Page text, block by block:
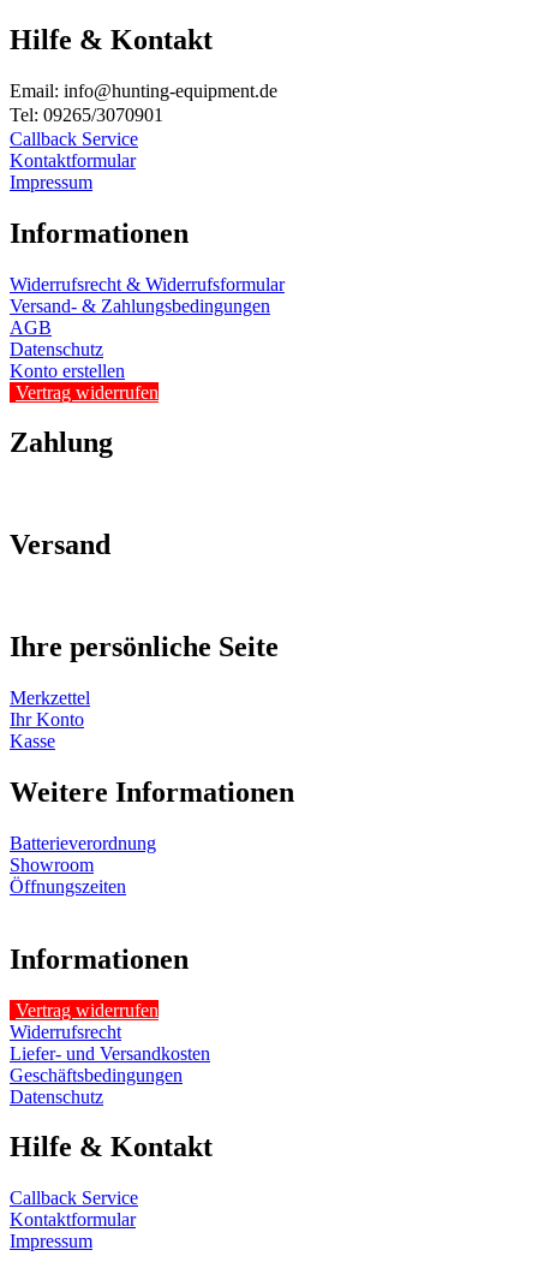
Hilfe & Kontakt
Email: info@hunting-equipment.de
Tel: 09265/3070901
Callback Service
Kontaktformular
Impressum
Informationen
Widerrufsrecht & Widerrufsformular
Versand- & Zahlungsbedingungen
AGB
Datenschutz
Konto erstellen
Vertrag widerrufen
Zahlung
Versand
Ihre persönliche Seite
Merkzettel
Ihr Konto
Kasse
Weitere Informationen
Batterieverordnung
Showroom
Öffnungszeiten
Informationen
Vertrag widerrufen
Widerrufsrecht
Liefer- und Versandkosten
Geschäftsbedingungen
Datenschutz
Hilfe & Kontakt
Callback Service
Kontaktformular
Impressum